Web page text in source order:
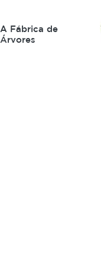
A Fábrica de
Árvores